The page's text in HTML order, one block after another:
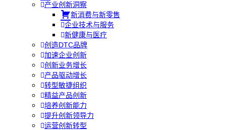
产业创新洞察
新消费与新零售
企业技术与服务
新健康与医疗
创造DTC品牌
加速企业创新
创新业务增长
产品驱动增长
转型敏捷组织
精益产品创新
培养创新能力
提升创新领导力
运营创新转型